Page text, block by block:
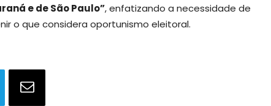
e de São Paulo”, enfatizando a necessidade de
o que considera oportunismo eleitoral.